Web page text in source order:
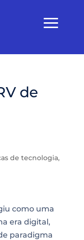
de
de tecnologia,
como uma
era digital,
paradigma